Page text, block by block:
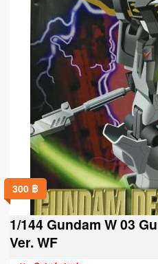
300 ฿
1/144 Gundam W 03
Ver. WF